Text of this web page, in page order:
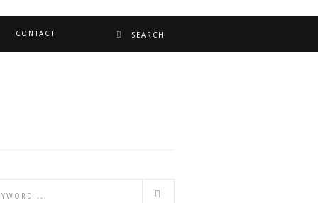
CONTACT